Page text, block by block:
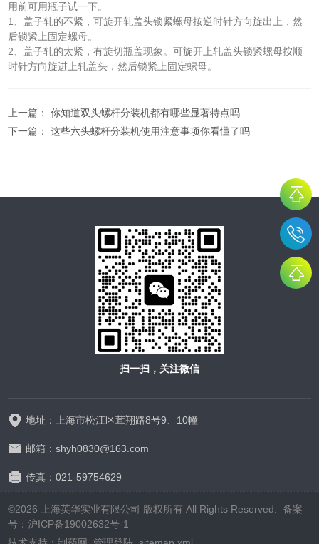
用前可用瓶子试一下。
1、盖子轧的不紧，可旋开轧盖头锁紧螺母按逆时针方向旋出上，然
后锁紧上固定螺母。
2、盖子轧的太紧，有旋切瓶盖现象。可旋开上轧盖头锁紧螺母按顺
时针方向旋进上轧盖头，然后锁紧上固定螺母。
上一篇：你知道双头螺杆分装机都有哪些显著特点吗
下一篇：这些六头螺杆分装机使用注意事项你看懂了吗
扫一扫，关注微信
地址：上海市松江区茸翔路8号9、10幢
邮箱：shyh0830@163.com
传真：021-59754629
©2026 上海英华实业有限公司 版权所有 All Rights Reserved. 备案
号：沪ICP备19002632号-1